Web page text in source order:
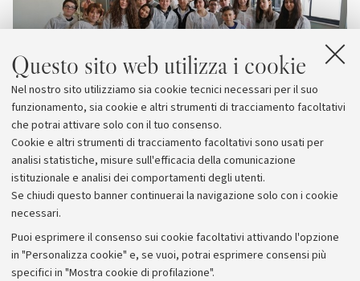
Questo sito web utilizza i cookie
Nel nostro sito utilizziamo sia cookie tecnici necessari per il suo
funzionamento, sia cookie e altri strumenti di tracciamento facoltativi
che potrai attivare solo con il tuo consenso.
Cookie e altri strumenti di tracciamento facoltativi sono usati per
analisi statistiche, misure sull'efficacia della comunicazione
istituzionale e analisi dei comportamenti degli utenti.
Se chiudi questo banner continuerai la navigazione solo con i cookie
necessari.
Puoi esprimere il consenso sui cookie facoltativi attivando l'opzione
in "Personalizza cookie" e, se vuoi, potrai esprimere consensi più
specifici in "Mostra cookie di profilazione".
Archivio
Comunicati stampa